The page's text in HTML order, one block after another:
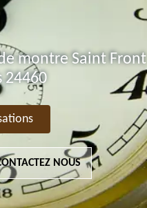
montre Saint Front
24460
NOUS